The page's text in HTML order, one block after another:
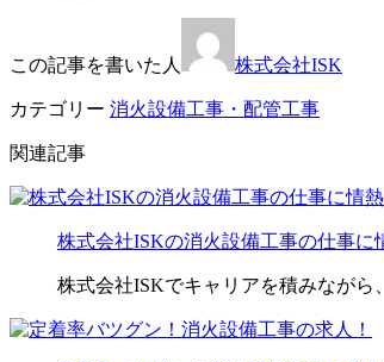
この記事を書いた人 株式会社ISK
カテゴリー 消火設備工事・配管工事
関連記事
株式会社ISKの消火設備工事の仕事
株式会社ISKでキャリアを積みなが